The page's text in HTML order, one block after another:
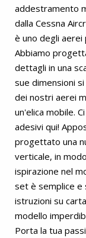
addestramento
dalla Cessna
è uno degli aerei
Abbiamo
dettagli in una
sue dimensioni
dei nostri aerei
un'elica mobile.
adesivi qui!
progettato una
verticale, in
ispirazione nel
set è semplice e
istruzioni su
modello
Porta la tua